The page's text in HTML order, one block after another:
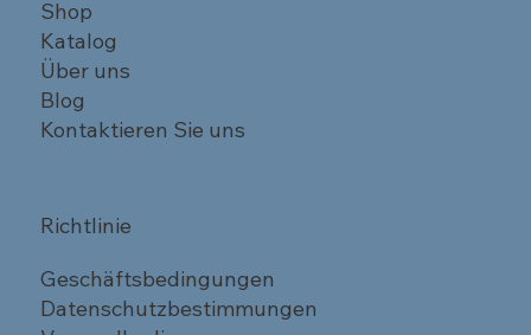
Shop
Katalog
Über uns
Blog
Kontaktieren Sie uns
Richtlinie
Geschäftsbedingungen
Datenschutzbestimmungen